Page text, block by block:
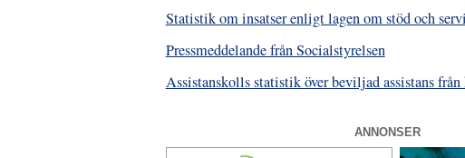
Statistik om insatser enligt lagen om stöd och
Pressmeddelande från Socialstyrelsen
Assistanskolls statistik över beviljad assistans
ANNONSER